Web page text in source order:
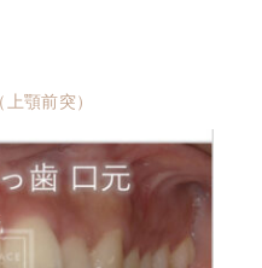
顎前突）